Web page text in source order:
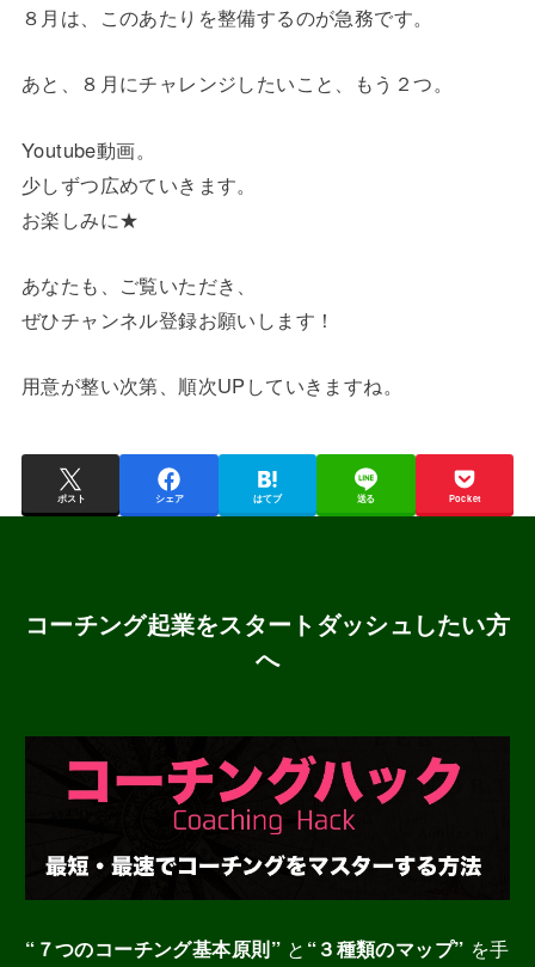
８月は、このあたりを整備するのが急務です。
あと、８月にチャレンジしたいこと、もう２つ。
Youtube動画。
少しずつ広めていきます。
お楽しみに★
あなたも、ご覧いただき、
ぜひチャンネル登録お願いします！
用意が整い次第、順次UPしていきますね。
ポスト シェア はてブ 送る Pocket
コーチング起業をスタートダッシュしたい方
へ
“７つのコーチング基本原則”と “３種類のマップ” を手